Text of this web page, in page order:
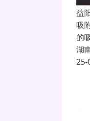
益
吸
的
湖
25-